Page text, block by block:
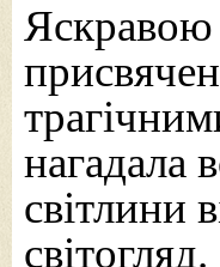
Яскравою
нагадала
світлини
світогляд.